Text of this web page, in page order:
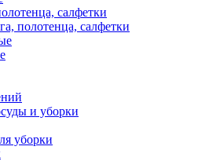
салфетки
полотенца, салфетки
и уборки
уборки